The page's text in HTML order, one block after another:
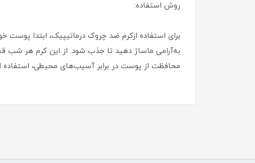
روش استفاده:
برای استفاده ازکرم ضد چروک درماتیپیک، ابتدا
به‌آرامی ماساژ دهید تا جذب شود. از این کرم هر شب
محافظت از پوست در برابر آسیب‌های محیطی،